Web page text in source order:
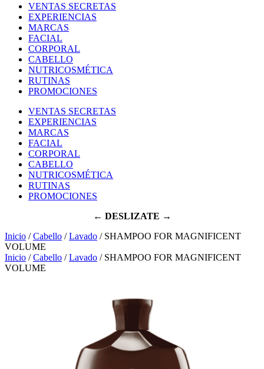
VENTAS SECRETAS
EXPERIENCIAS
MARCAS
FACIAL
CORPORAL
CABELLO
NUTRICOSMÉTICA
RUTINAS
PROMOCIONES
VENTAS SECRETAS
EXPERIENCIAS
MARCAS
FACIAL
CORPORAL
CABELLO
NUTRICOSMÉTICA
RUTINAS
PROMOCIONES
← DESLIZATE →
Inicio /Cabello /Lavado / SHAMPOO FOR MAGNIFICENT
VOLUME
Inicio /Cabello /Lavado / SHAMPOO FOR MAGNIFICENT
VOLUME